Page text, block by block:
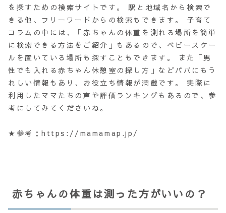
を探すための検索サイトです。 駅と地域名から検索で
きる他、フリーワードからの検索もできます。 子育て
コラムの中には、「赤ちゃんの体重を測れる場所を簡単
に検索できる方法をご紹介」もあるので、ベビースケー
ルを置いている場所も探すこともできます。 また「男
性でも入れる赤ちゃん休憩室の探し方」などパパにもう
れしい情報もあり、お役立ち情報が満載です。 実際に
利用したママたちの声や評価ランキングもあるので、参
考にしてみてくださいね。
★参考：https://mamamap.jp/
赤ちゃんの体重は測った方がいいの？